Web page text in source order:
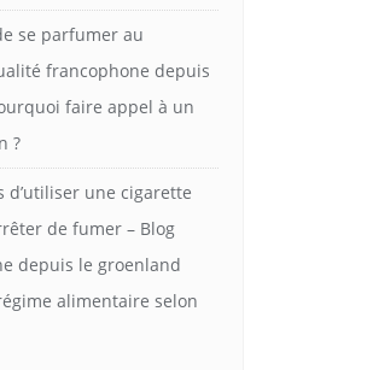
se parfumer au
francophone depuis
faire appel à un
?
d’utiliser une cigarette
de fumer – Blog
depuis le groenland
alimentaire selon